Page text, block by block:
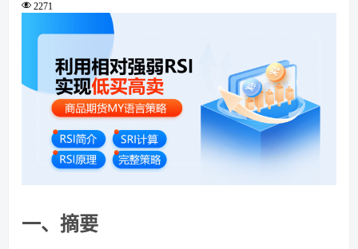
2271
一、摘要